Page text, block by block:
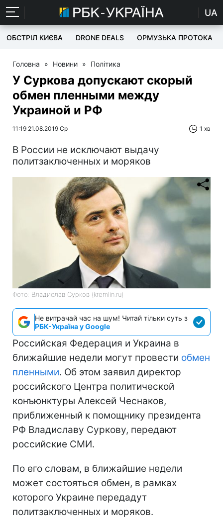
UA
ОБСТРІЛ КИЄВА DRONE DEALS ОРМУЗЬКА ПРОТОКА
Головна » Новини » Політика
У Суркова допускают скорый
обмен пленными между
Украиной и РФ
11:19 21.08.2019 Ср 1 хв
В России не исключают выдачу
политзаключенных и моряков
Фото: Владислав Сурков (kremlin.ru)
Не витрачай час на шум! Читай тільки суть з
РБК-Україна у Google
Российская Федерация и Украина в
ближайшие недели могут провести обмен
пленными. Об этом заявил директор
российского Центра политической
конъюнктуры Алексей Чеснаков,
приближенный к помощнику президента
РФ Владиславу Суркову, передают
российские СМИ.
По его словам, в ближайшие недели
может состояться обмен, в рамках
которого Украине передадут
политзаключенных и моряков.